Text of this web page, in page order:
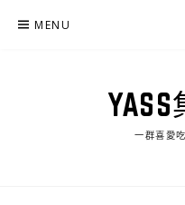
MENU
一群喜愛